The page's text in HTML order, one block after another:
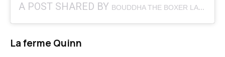
A POST SHARED BY BOUDDHA THE BOXER LAB MIX
La ferme Quinn